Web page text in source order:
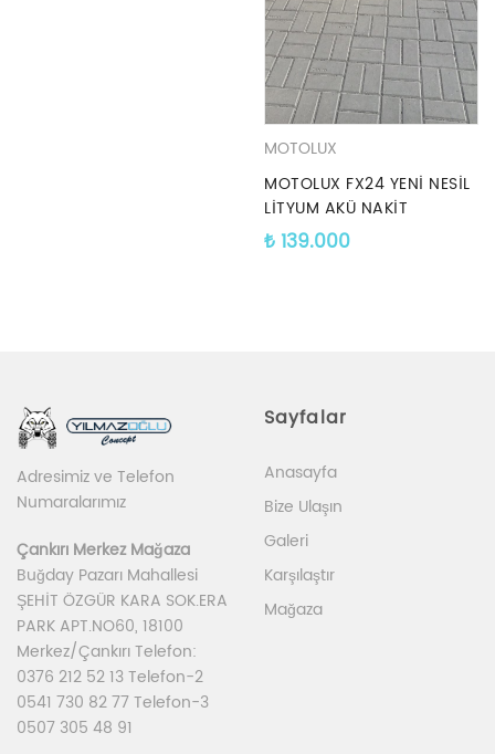
MOTOLUX
MOTOLUX FX24 YENİ NESİL
LİTYUM AKÜ NAKİT
139.000TL
₺ 139.000
Adresimiz ve Telefon
Numaralarımız
Çankırı Merkez Mağaza
Buğday Pazarı Mahallesi
ŞEHİT ÖZGÜR KARA SOK.ERA
PARK APT.NO60, 18100
Merkez/Çankırı Telefon:
0376 212 52 13 Telefon-2
0541 730 82 77 Telefon-3
0507 305 48 91
Sayfalar
Anasayfa
Bize Ulaşın
Galeri
Karşılaştır
Mağaza